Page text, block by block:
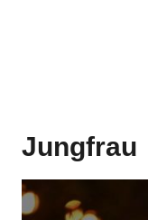
Jungfrau